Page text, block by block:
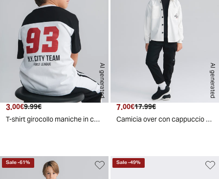
AI generated
Prezzo attuale
3.00€ Prezzo originale
9.99€
T-shirt girocollo maniche in contrasto - Bianco
AI generated
Prezzo attuale
7.00€ Prezzo originale
17.99€
Camicia over con cappuccio staccabile - Denim
Sale-61% Sale-49%